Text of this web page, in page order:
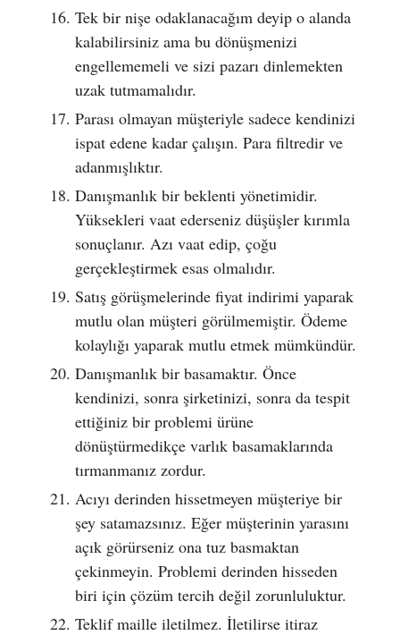
Tek bir nişe odaklanacağım deyip o alanda
kalabilirsiniz ama bu dönüşmenizi
engellememeli ve sizi pazarı dinlemekten
uzak tutmamalıdır.
Parası olmayan müşteriyle sadece kendinizi
ispat edene kadar çalışın. Para filtredir ve
adanmışlıktır.
Danışmanlık bir beklenti yönetimidir.
Yüksekleri vaat ederseniz düşüşler kırımla
sonuçlanır. Azı vaat edip, çoğu
gerçekleştirmek esas olmalıdır.
Satış görüşmelerinde fiyat indirimi yaparak
mutlu olan müşteri görülmemiştir. Ödeme
kolaylığı yaparak mutlu etmek mümkündür.
Danışmanlık bir basamaktır. Önce
kendinizi, sonra şirketinizi, sonra da tespit
ettiğiniz bir problemi ürüne
dönüştürmedikçe varlık basamaklarında
tırmanmanız zordur.
Acıyı derinden hissetmeyen müşteriye bir
şey satamazsınız. Eğer müşterinin yarasını
açık görürseniz ona tuz basmaktan
çekinmeyin. Problemi derinden hisseden
biri için çözüm tercih değil zorunluluktur.
Teklif maille iletilmez. İletilirse itiraz